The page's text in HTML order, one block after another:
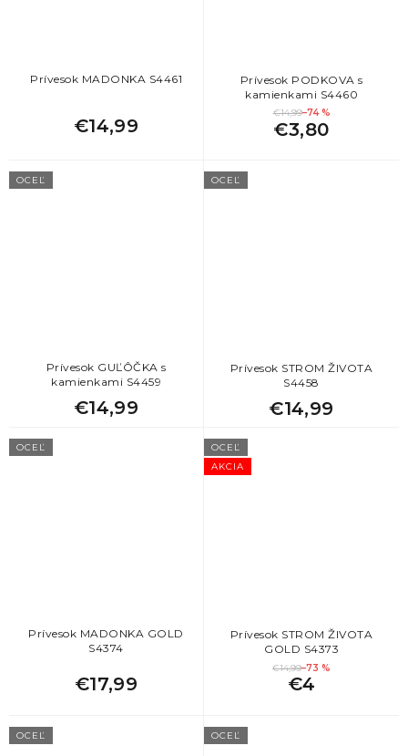
Prívesok MADONKA S4461
€14,99
Prívesok PODKOVA s
kamienkami S4460
€14,99–74 %
€3,80
OCEĽ
Prívesok GUĽÔČKA s
kamienkami S4459
€14,99
OCEĽ
Prívesok STROM ŽIVOTA
S4458
€14,99
OCEĽ
Prívesok MADONKA GOLD
S4374
€17,99
AKCIA
OCEĽ
Prívesok STROM ŽIVOTA
GOLD S4373
€14,99–73 %
€4
OCEĽ OCEĽ